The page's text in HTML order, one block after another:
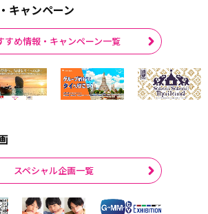
キャンペーン
すめ情報・キャンペーン一覧
スペシャル企画一覧